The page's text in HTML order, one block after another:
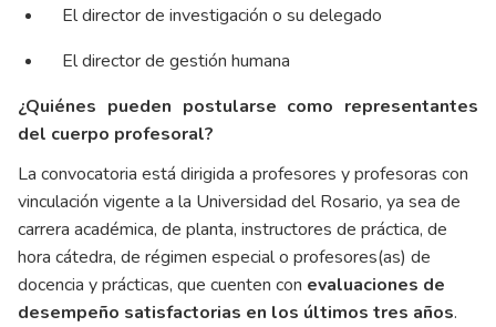
El director de investigación o su delegado
El director de gestión humana
¿Quiénes pueden postularse como representantes
del cuerpo profesoral?
La convocatoria está dirigida a profesores y profesoras con
vinculación vigente a la Universidad del Rosario, ya sea de
carrera académica, de planta, instructores de práctica, de
hora cátedra, de régimen especial o profesores(as) de
docencia y prácticas, que cuenten con evaluaciones de
desempeño satisfactorias en los últimos tres años.